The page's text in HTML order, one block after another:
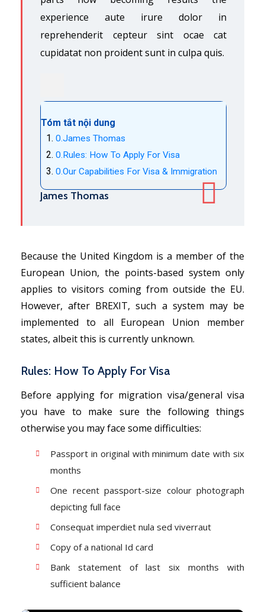
experience aute irure dolor in
reprehenderit cepteur sint ocae cat
cupidatat non proident sunt in culpa quis.
Tóm tắt nội dung
James Thomas
Rules: How To Apply For Visa
Our Capabilities For Visa & Immigration
James Thomas
Because the United Kingdom is a member of the
European Union, the points-based system only
applies to visitors coming from outside the EU.
However, after BREXIT, such a system may be
implemented to all European Union member
states, albeit this is currently unknown.
Rules: How To Apply For Visa
Before applying for migration visa/general visa
you have to make sure the following things
otherwise you may face some difficulties:
Passport in original with minimum date with six
months
One recent passport-size colour photograph
depicting full face
Consequat imperdiet nula sed viverraut
Copy of a national Id card
Bank statement of last six months with
sufficient balance